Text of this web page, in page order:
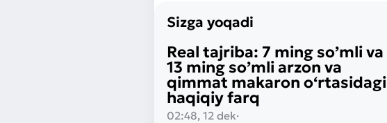
Sizga yoqadi
Real tajriba: 7 ming so’mli va
13 ming so’mli arzon va
qimmat makaron o‘rtasidagi
haqiqiy farq
02:48, 12 dek·